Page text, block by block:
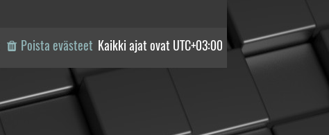
Kaikki ajat ovat UTC+03:00
Poista evästeet